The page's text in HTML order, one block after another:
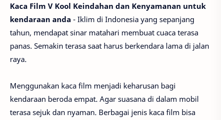
Kaca Film V Kool Keindahan dan Kenyamanan untuk
kendaraan anda - Iklim di Indonesia yang sepanjang
tahun, mendapat sinar matahari membuat cuaca terasa
panas. Semakin terasa saat harus berkendara lama di jalan
raya.
Menggunakan kaca film menjadi keharusan bagi
kendaraan beroda empat. Agar suasana di dalam mobil
terasa sejuk dan nyaman. Berbagai jenis kaca film bisa